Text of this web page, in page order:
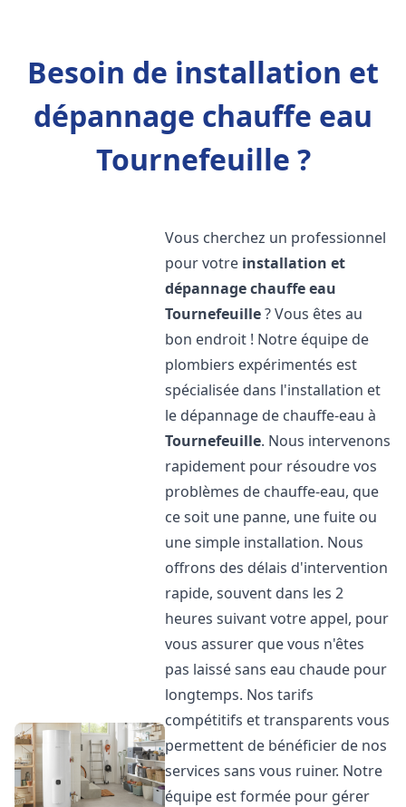
Besoin de installation et
dépannage chauffe eau
Tournefeuille ?
Vous cherchez un professionnel
pour votre installation et
dépannage chauffe eau
Tournefeuille? Vous êtes au
bon endroit ! Notre équipe de
plombiers expérimentés est
spécialisée dans l'installation et
le dépannage de chauffe-eau à
Tournefeuille. Nous intervenons
rapidement pour résoudre vos
problèmes de chauffe-eau, que
ce soit une panne, une fuite ou
une simple installation. Nous
offrons des délais d'intervention
rapide, souvent dans les 2
heures suivant votre appel, pour
vous assurer que vous n'êtes
pas laissé sans eau chaude pour
longtemps. Nos tarifs
compétitifs et transparents vous
permettent de bénéficier de nos
services sans vous ruiner. Notre
équipe est formée pour gérer